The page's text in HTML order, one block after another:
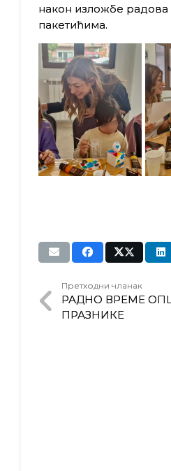
након изложбе радова
пакетићима.
Претходни чланак
РАДНО ВРЕМЕ
ПРАЗНИКЕ